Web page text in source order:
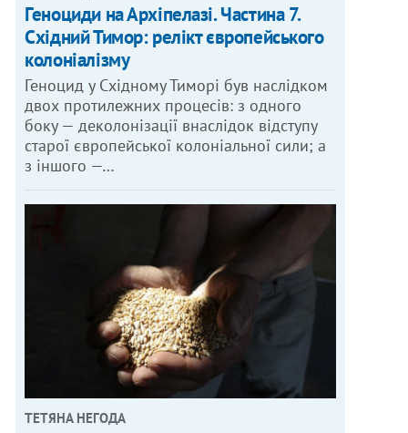
WWW.KMU.GOV.UA
Геноциди на Архіпелазі. Частина 7.
Східний Тимор: релікт європейського
колоніалізму
Геноцид у Східному Тиморі був наслідком
двох протилежних процесів: з одного
боку — деколонізації внаслідок відступу
старої європейської колоніальної сили; а
з іншого —…
ТЕТЯНА НЕГОДА